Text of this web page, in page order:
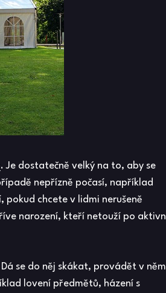
. Je dostatečně velký na to, aby se
nepřízně počasí, například
chcete v lidmi nerušeně
narození, kteří netouží po
se do něj skákat, provádět v něm
lovení předmětů, házení s